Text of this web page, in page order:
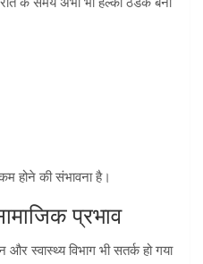
होने की संभावना है।
प्रभाव
स्वास्थ्य विभाग भी सतर्क हो गया